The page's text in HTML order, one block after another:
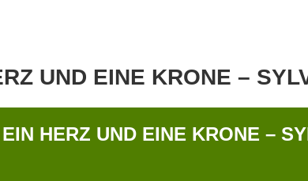
UND EINE KRONE –
EIN HERZ UND EINE KRONE –